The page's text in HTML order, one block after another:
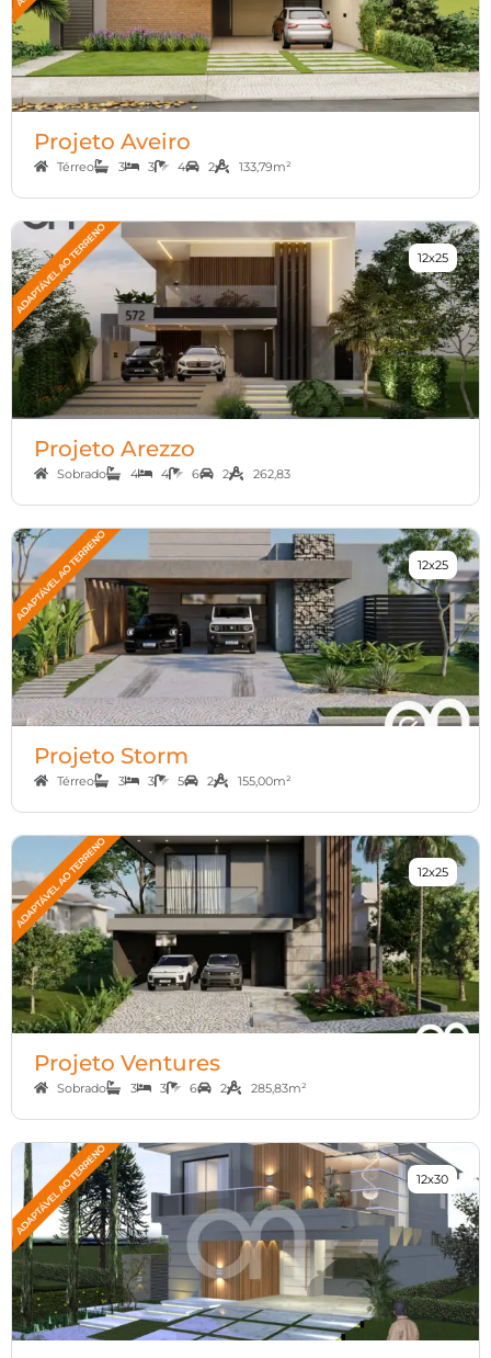
Projeto Aveiro
Térreo 3 3 4 2 133,79m²
12x25
Projeto Arezzo
Sobrado 4 4 6 2 262,83
12x25
Projeto Storm
Térreo 3 3 5 2 155,00m²
12x25
Projeto Ventures
Sobrado 3 3 6 2 285,83m²
12x30